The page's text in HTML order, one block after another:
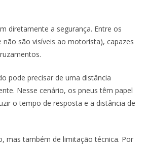
diretamente a segurança. Entre os
são visíveis ao motorista), capazes
pode precisar de uma distância
Nesse cenário, os pneus têm papel
o tempo de resposta e a distância de
mas também de limitação técnica. Por